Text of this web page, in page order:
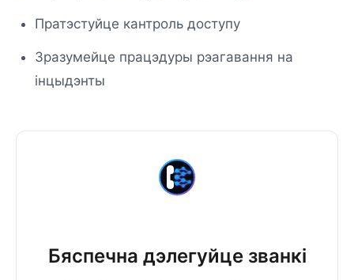
Пратэстуйце кантроль доступу
Зразумейце працэдуры рэагавання на
інцыдэнты
Бяспечна дэлегуйце званкі